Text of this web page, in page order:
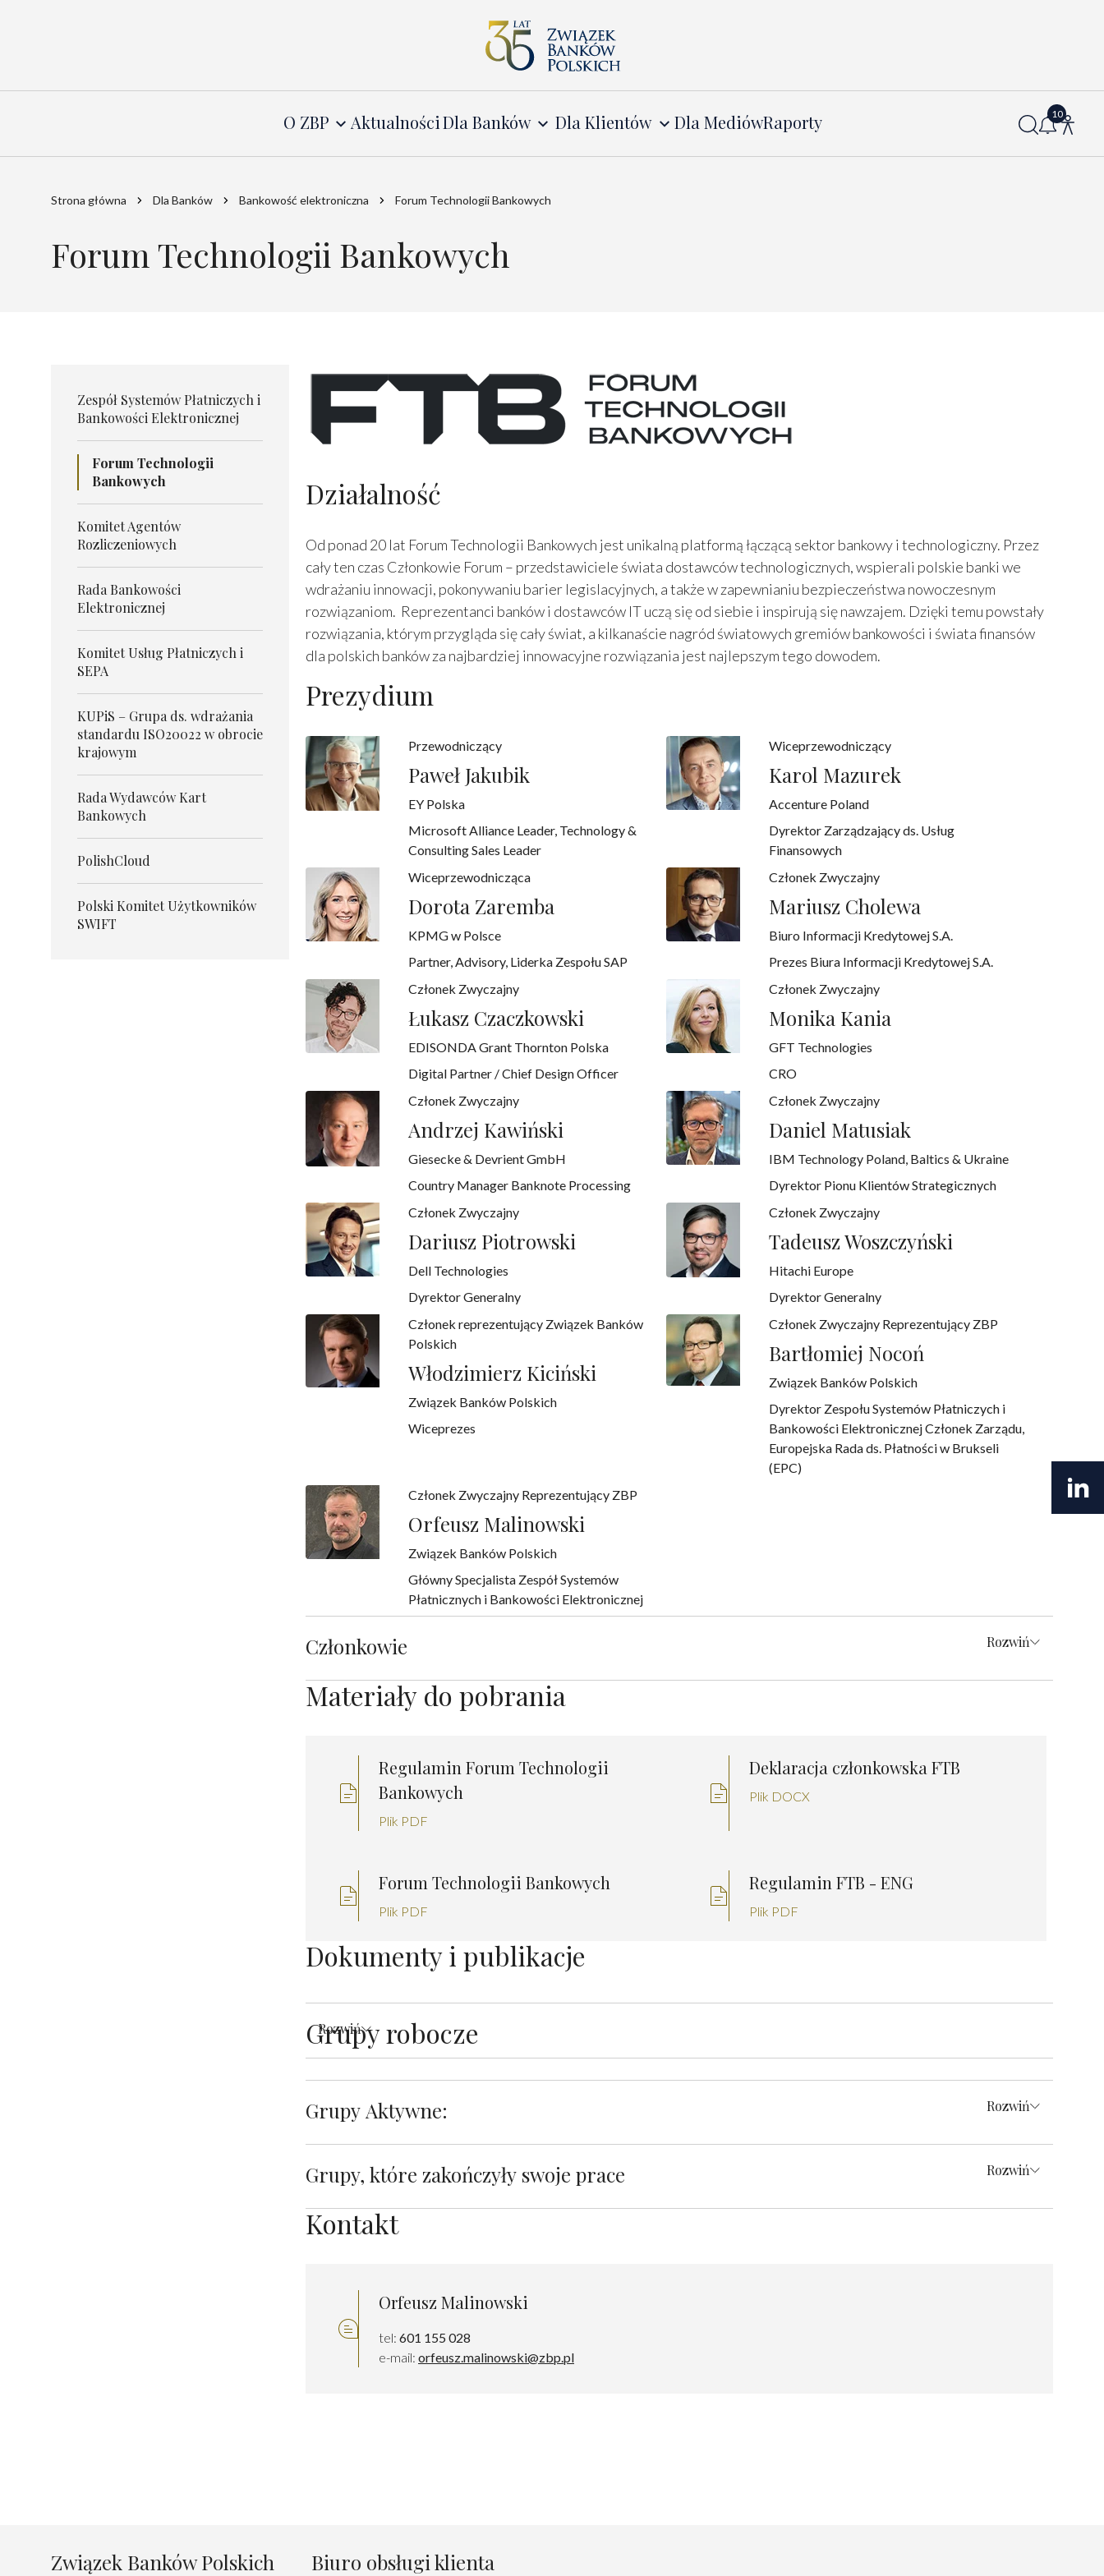
O ZBP AktualnościDla Banków Dla Klientów Dla MediówRaporty
Strona główna Dla Banków Bankowość elektroniczna Forum Technologii Bankowych
Forum Technologii Bankowych
Zespół Systemów Płatniczych i
Bankowości Elektronicznej
Forum Technologii
Bankowych
Komitet Agentów
Rozliczeniowych
Rada Bankowości
Elektronicznej
Komitet Usług Płatniczych i
SEPA
KUPiS – Grupa ds. wdrażania
standardu ISO20022 w obrocie
krajowym
Rada Wydawców Kart
Bankowych
PolishCloud
Polski Komitet Użytkowników
SWIFT
Działalność
Od ponad 20 lat Forum Technologii Bankowych jest unikalną platformą łączącą sektor bankowy i technologiczny. Przez
cały ten czas Członkowie Forum – przedstawiciele świata dostawców technologicznych, wspierali polskie banki we
wdrażaniu innowacji, pokonywaniu barier legislacyjnych, a także w zapewnianiu bezpieczeństwa nowoczesnym
rozwiązaniom. Reprezentanci banków i dostawców IT uczą się od siebie i inspirują się nawzajem. Dzięki temu powstały
rozwiązania, którym przygląda się cały świat, a kilkanaście nagród światowych gremiów bankowości i świata finansów
dla polskich banków za najbardziej innowacyjne rozwiązania jest najlepszym tego dowodem.
Prezydium
Przewodniczący
Paweł Jakubik
EY Polska
Microsoft Alliance Leader, Technology &
Consulting Sales Leader
Wiceprzewodniczący
Karol Mazurek
Accenture Poland
Dyrektor Zarządzający ds. Usług
Finansowych
Wiceprzewodnicząca
Dorota Zaremba
KPMG w Polsce
Partner, Advisory, Liderka Zespołu SAP
Członek Zwyczajny
Mariusz Cholewa
Biuro Informacji Kredytowej S.A.
Prezes Biura Informacji Kredytowej S.A.
Członek Zwyczajny
Łukasz Czaczkowski
EDISONDA Grant Thornton Polska
Digital Partner / Chief Design Officer
Członek Zwyczajny
Monika Kania
GFT Technologies
CRO
Członek Zwyczajny
Andrzej Kawiński
Giesecke & Devrient GmbH
Country Manager Banknote Processing
Członek Zwyczajny
Daniel Matusiak
IBM Technology Poland, Baltics & Ukraine
Dyrektor Pionu Klientów Strategicznych
Członek Zwyczajny
Dariusz Piotrowski
Dell Technologies
Dyrektor Generalny
Członek Zwyczajny
Tadeusz Woszczyński
Hitachi Europe
Dyrektor Generalny
Członek reprezentujący Związek Banków
Polskich
Włodzimierz Kiciński
Związek Banków Polskich
Wiceprezes
Członek Zwyczajny Reprezentujący ZBP
Bartłomiej Nocoń
Związek Banków Polskich
Dyrektor Zespołu Systemów Płatniczych i
Bankowości Elektronicznej Członek Zarządu,
Europejska Rada ds. Płatności w Brukseli
(EPC)
Członek Zwyczajny Reprezentujący ZBP
Orfeusz Malinowski
Związek Banków Polskich
Główny Specjalista Zespół Systemów
Płatnicznych i Bankowości Elektronicznej
Członkowie Rozwiń
Materiały do pobrania
Regulamin Forum Technologii
Bankowych
Plik PDF
Deklaracja członkowska FTB
Plik DOCX
Forum Technologii Bankowych
Plik PDF
Regulamin FTB - ENG
Plik PDF
Dokumenty i publikacje
Rozwiń
Grupy robocze
Grupy Aktywne: Rozwiń
Grupy, które zakończyły swoje prace Rozwiń
Kontakt
Orfeusz Malinowski
tel: 601 155 028
e-mail: orfeusz.malinowski@zbp.pl
Związek Banków Polskich Biuro obsługi klienta